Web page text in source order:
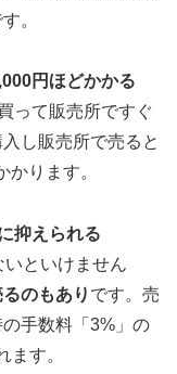
。
円ほどかかる
って販売所ですぐ
し販売所で売ると
ります。
抑えられる
といけません
のもあり です。売
手数料「3%」の
ます。